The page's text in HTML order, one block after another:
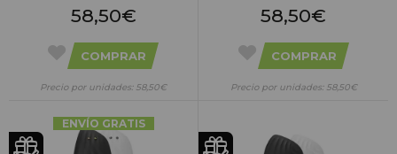
58,50€
COMPRAR
Precio por unidades: 58,50€
58,50€
COMPRAR
Precio por unidades: 58,50€
ENVÍO GRATIS